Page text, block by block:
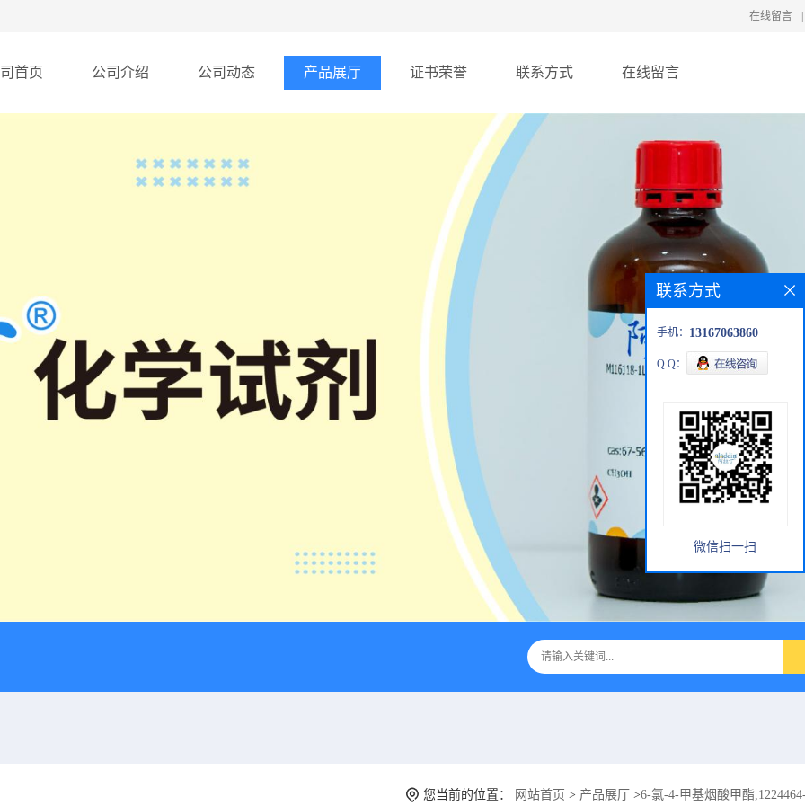
在线留言
首页 公司介绍 公司动态 产品展厅 证书荣誉 联系方式 在线留言
您当前的位置： 网站首页 > 产品展厅 >6-氯-4-甲基烟酸甲酯
联系方式
手机： 13167063860
Q Q：
微信扫一扫